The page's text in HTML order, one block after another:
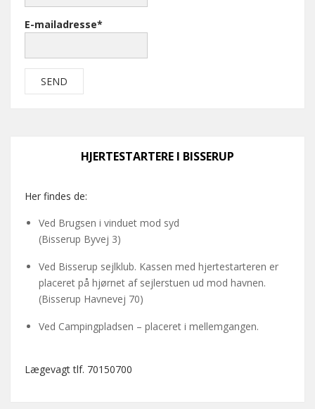
E-mailadresse*
HJERTESTARTERE I BISSERUP
Her findes de:
Ved Brugsen i vinduet mod syd
(Bisserup Byvej 3)
Ved Bisserup sejlklub. Kassen med hjertestarteren er
placeret på hjørnet af sejlerstuen ud mod havnen.
(Bisserup Havnevej 70)
Ved Campingpladsen – placeret i mellemgangen.
Lægevagt tlf. 70150700